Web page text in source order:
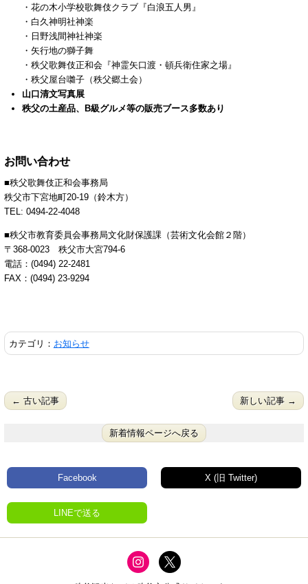
・花の木小学校歌舞伎クラブ『白浪五人男』
・白久神明社神楽
・日野浅間神社神楽
・矢行地の獅子舞
・秩父歌舞伎正和会『神霊矢口渡・頓兵衛住家之場』
・秩父屋台囃子（秩父郷土会）
山口清文写真展
秩父の土産品、B級グルメ等の販売ブース多数あり
お問い合わせ
■秩父歌舞伎正和会事務局
秩父市下宮地町20-19（鈴木方）
TEL: 0494-22-4048
■秩父市教育委員会事務局文化財保護課（芸術文化会館２階）
〒368-0023 秩父市大宮794-6
電話：(0494) 22-2481
FAX：(0494) 23-9294
カテゴリ： お知らせ
← 古い記事 新しい記事 →
新着情報ページへ戻る
Facebook X (旧 Twitter)
LINEで送る